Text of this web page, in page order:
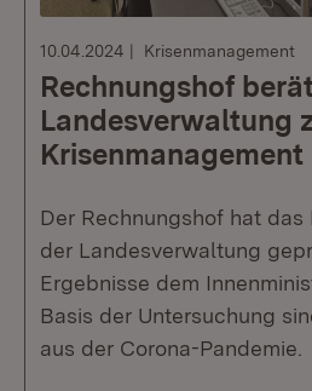
10.04.2024 Krisenmanagement
Rechnungshof berät
Landesverwaltung
Krisenmanagement
Der Rechnungshof hat
der Landesverwaltung
Ergebnisse dem
Basis der Untersuchung
aus der Corona-Pandemie.